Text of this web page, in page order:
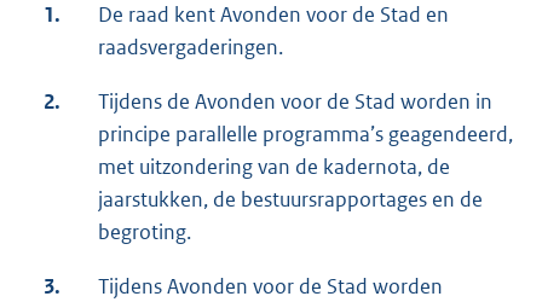
1.
De raad kent Avonden voor de Stad en
raadsvergaderingen.
2.
Tijdens de Avonden voor de Stad worden in
principe parallelle programma’s geagendeerd,
met uitzondering van de kadernota, de
jaarstukken, de bestuursrapportages en de
begroting.
3.
Tijdens Avonden voor de Stad worden